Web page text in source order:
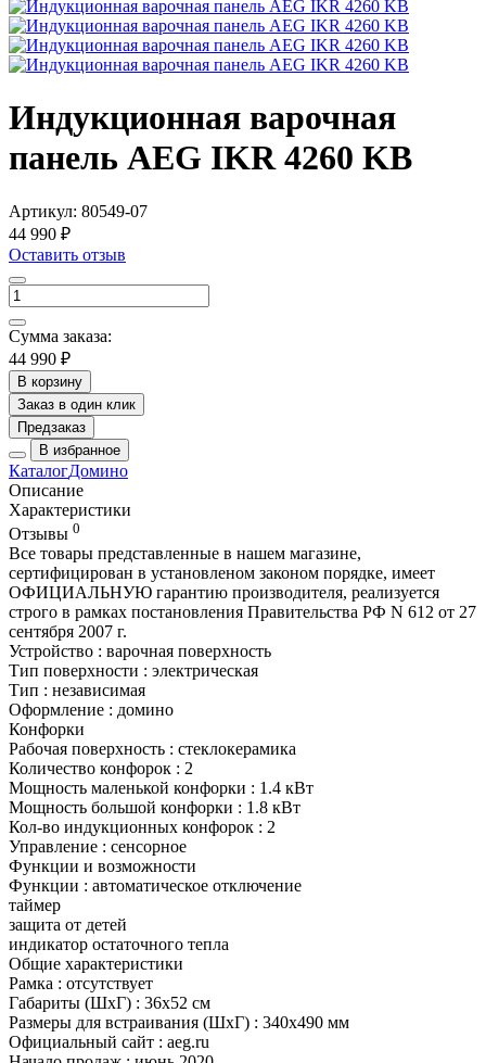
Индукционная варочная
панель AEG IKR 4260 KB
Артикул: 80549-07
44 990 ₽
Оставить отзыв
Сумма заказа:
44 990 ₽
В корзину
Заказ в один клик
Предзаказ
В избранное
КаталогДомино
Описание
Характеристики
Отзывы 0
Все товары представленные в нашем магазине,
сертифицирован в установленом законом порядке, имеет
ОФИЦИАЛЬНУЮ гарантию производителя, реализуется
строго в рамках постановления Правительства РФ N 612 от 27
сентября 2007 г.
Устройство : варочная поверхность
Тип поверхности : электрическая
Тип : независимая
Оформление : домино
Конфорки
Рабочая поверхность : стеклокерамика
Количество конфорок : 2
Мощность маленькой конфорки : 1.4 кВт
Мощность большой конфорки : 1.8 кВт
Кол-во индукционных конфорок : 2
Управление : сенсорное
Функции и возможности
Функции : автоматическое отключение
таймер
защита от детей
индикатор остаточного тепла
Общие характеристики
Рамка : отсутствует
Габариты (ШхГ) : 36x52 см
Размеры для встраивания (ШхГ) : 340x490 мм
Официальный сайт : aeg.ru